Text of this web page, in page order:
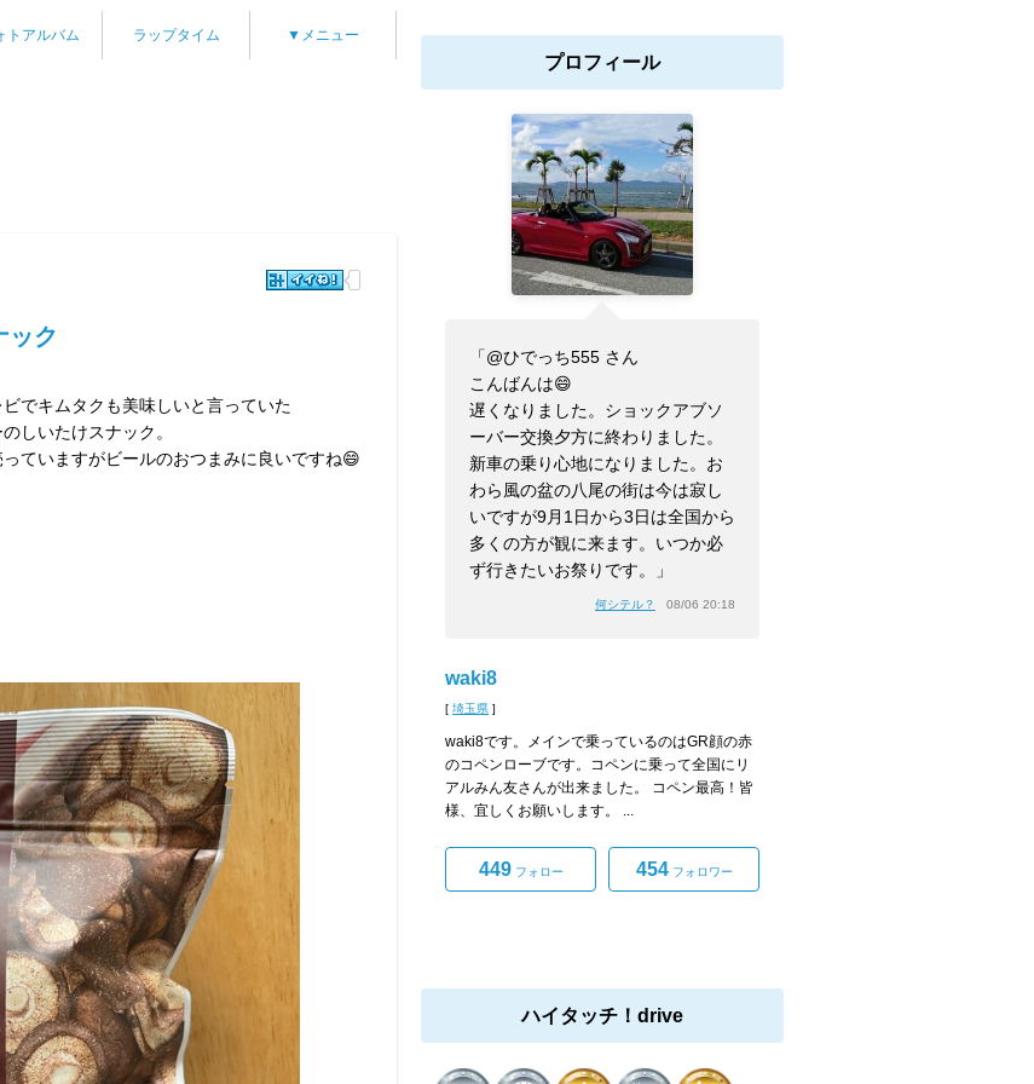
トアルバム ラップタイム ▼メニュー
ック
でキムタクも美味しいと言っていた
しいたけスナック。
ていますがビールのおつまみに良いですね😄
プロフィール
「@ひでっち555 さん
こんばんは😄
遅くなりました。ショックアブソ
ーバー交換夕方に終わりました。
新車の乗り心地になりました。お
わら風の盆の八尾の街は今は寂し
いですが9月1日から3日は全国から
多くの方が観に来ます。いつか必
ず行きたいお祭りです。」
何シテル？ 08/06 20:18
waki8
[ 埼玉県 ]
waki8です。メインで乗っているのはGR顔の赤
のコペンローブです。コペンに乗って全国にリ
アルみん友さんが出来ました。 コペン最高！皆
様、宜しくお願いします。 ...
449フォロー 454フォロワー
ハイタッチ！drive